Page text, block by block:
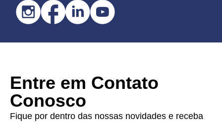
Entre em Contato
Conosco
Fique por dentro das nossas novidades e receba